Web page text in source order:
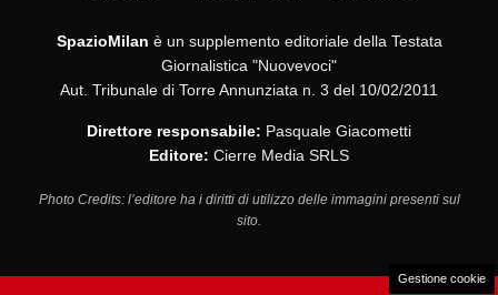
SpazioMilan è un supplemento editoriale della Testata
Giornalistica "Nuovevoci"
Aut. Tribunale di Torre Annunziata n. 3 del 10/02/2011
Direttore responsabile: Pasquale Giacometti
Editore: Cierre Media SRLS
Photo Credits: l’editore ha i diritti di utilizzo delle immagini presenti sul
sito.
Gestione cookie